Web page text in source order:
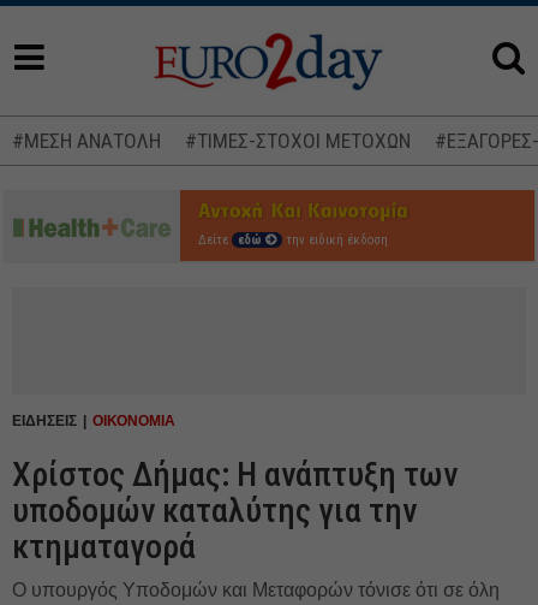
#ΜΕΣΗ ΑΝΑΤΟΛΗ #ΤΙΜΕΣ-ΣΤΟΧΟΙ ΜΕΤΟΧΩΝ
Δείτε εδώ την ειδική έκδοση
ΕΙΔΗΣΕΙΣ ΟΙΚΟΝΟΜΙΑ
Χρίστος Δήμας: Η ανάπτυξη των
υποδομών καταλύτης για την
κτηματαγορά
Ο υπουργός Υποδομών και Μεταφορών τόνισε ότι σε όλη